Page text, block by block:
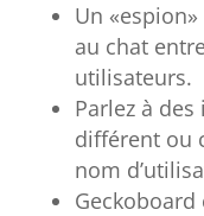
Un
au chat
utilisateurs.
Parlez à
différent ou
nom